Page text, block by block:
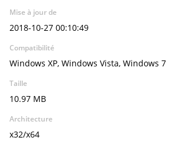
Mise à jour de
2018-10-27 00:10:49
Compatibilité
Windows XP, Windows Vista, Windows 7
Taille
10.97 MB
Architecture
x32/x64